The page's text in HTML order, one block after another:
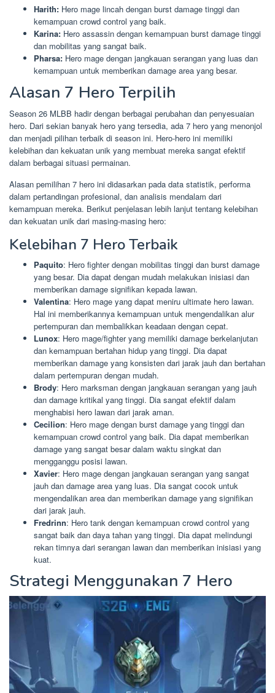
Harith: Hero mage lincah dengan burst damage tinggi dan
kemampuan crowd control yang baik.
Karina: Hero assassin dengan kemampuan burst damage tinggi
dan mobilitas yang sangat baik.
Pharsa: Hero mage dengan jangkauan serangan yang luas dan
kemampuan untuk memberikan damage area yang besar.
Alasan 7 Hero Terpilih
Season 26 MLBB hadir dengan berbagai perubahan dan penyesuaian
hero. Dari sekian banyak hero yang tersedia, ada 7 hero yang menonjol
dan menjadi pilihan terbaik di season ini. Hero-hero ini memiliki
kelebihan dan kekuatan unik yang membuat mereka sangat efektif
dalam berbagai situasi permainan.
Alasan pemilihan 7 hero ini didasarkan pada data statistik, performa
dalam pertandingan profesional, dan analisis mendalam dari
kemampuan mereka. Berikut penjelasan lebih lanjut tentang kelebihan
dan kekuatan unik dari masing-masing hero:
Kelebihan 7 Hero Terbaik
Paquito: Hero fighter dengan mobilitas tinggi dan burst damage
yang besar. Dia dapat dengan mudah melakukan inisiasi dan
memberikan damage signifikan kepada lawan.
Valentina: Hero mage yang dapat meniru ultimate hero lawan.
Hal ini memberikannya kemampuan untuk mengendalikan alur
pertempuran dan membalikkan keadaan dengan cepat.
Lunox: Hero mage/fighter yang memiliki damage berkelanjutan
dan kemampuan bertahan hidup yang tinggi. Dia dapat
memberikan damage yang konsisten dari jarak jauh dan bertahan
dalam pertempuran dengan mudah.
Brody: Hero marksman dengan jangkauan serangan yang jauh
dan damage kritikal yang tinggi. Dia sangat efektif dalam
menghabisi hero lawan dari jarak aman.
Cecilion: Hero mage dengan burst damage yang tinggi dan
kemampuan crowd control yang baik. Dia dapat memberikan
damage yang sangat besar dalam waktu singkat dan
mengganggu posisi lawan.
Xavier: Hero mage dengan jangkauan serangan yang sangat
jauh dan damage area yang luas. Dia sangat cocok untuk
mengendalikan area dan memberikan damage yang signifikan
dari jarak jauh.
Fredrinn: Hero tank dengan kemampuan crowd control yang
sangat baik dan daya tahan yang tinggi. Dia dapat melindungi
rekan timnya dari serangan lawan dan memberikan inisiasi yang
kuat.
Strategi Menggunakan 7 Hero